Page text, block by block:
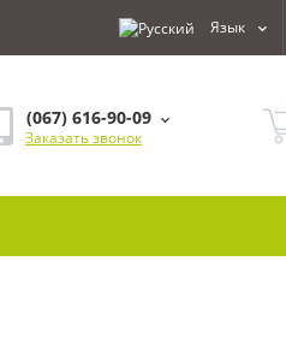
Язык
(067) 616-90-09
Заказать звонок